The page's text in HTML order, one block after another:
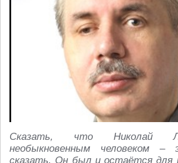
Сказать, что Николай
необыкновенным человеком –
сказать. Он был и остаётся для